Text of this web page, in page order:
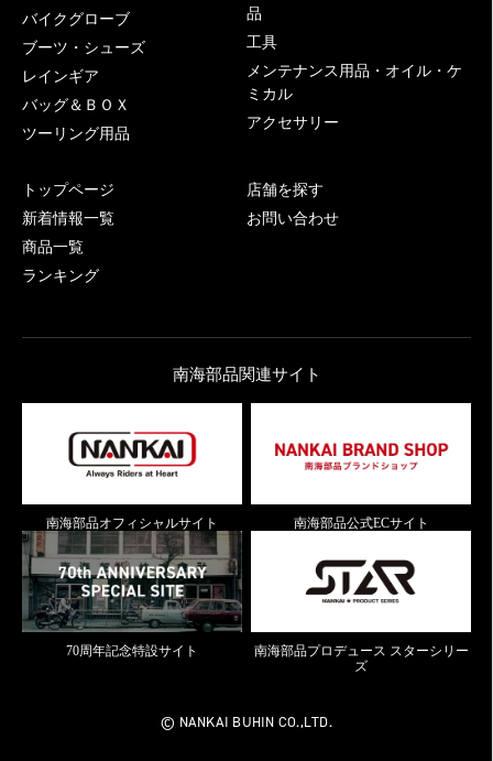
バイクグローブ
ブーツ・シューズ
レインギア
バッグ＆ＢＯＸ
ツーリング用品
品
工具
メンテナンス用品・オイル・ケ
ミカル
アクセサリー
トップページ
新着情報一覧
商品一覧
ランキング
店舗を探す
お問い合わせ
南海部品関連サイト
南海部品オフィシャルサイト 南海部品公式ECサイト
70周年記念特設サイト
南海部品プロデュース スターシリー
ズ
© NANKAI BUHIN CO.,LTD.